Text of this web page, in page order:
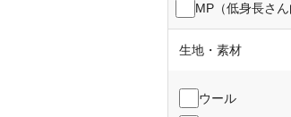
MP（低身長さん
生地・素材
ウール